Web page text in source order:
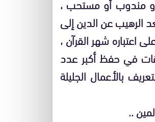
الرهيب عن الدين إلى
اعتباره شهر القرآن ،
في حفظ أكبر عدد
بالأعمال الجليلة
..